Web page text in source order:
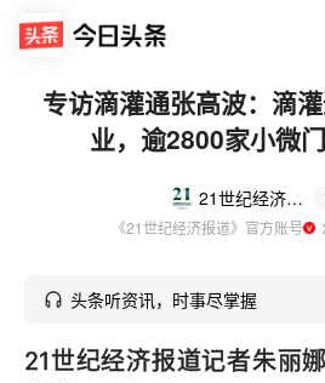
专访滴灌通张高波：滴
业，逾2800家小微
21世纪经济报道
《21世纪经济报道》官方账号
头条听资讯，时事尽掌握
21世纪经济报道记者朱丽